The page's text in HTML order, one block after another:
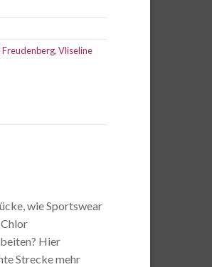
Freudenberg,Vliseline
wie Sportswear
Hier
Strecke mehr